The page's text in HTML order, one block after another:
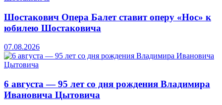
Шостакович Опера Балет ставит оперу «Нос» к
юбилею Шостаковича
07.08.2026
6 августа — 95 лет со дня рождения Владимира
Ивановича Цытовича